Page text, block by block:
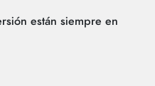
están siempre en